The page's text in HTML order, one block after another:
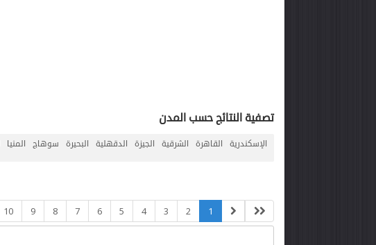
تصفية النتائج حسب المدن
الإسكندرية القاهرة الشرقية الجيزة الدقهلية البحيرة سوهاج المنيا
1
2
3
4
5
6
7
8
9
10